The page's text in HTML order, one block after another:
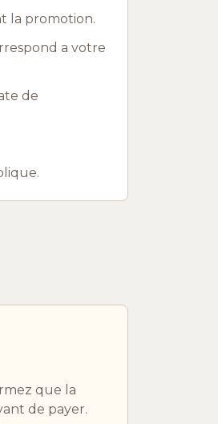
la promotion.
a votre
de
que la
de payer.